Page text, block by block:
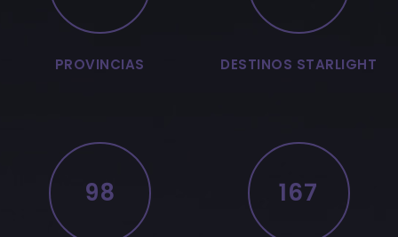
PROVINCIAS DESTINOS STARLIGHT
98 167